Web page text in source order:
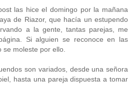
las hice el domingo por la mañana
de Riazor, que hacía un estupendo
a la gente, tantas parejas, me
Si alguien se reconoce en las
moleste por ello.
son variados, desde una señora
hasta una pareja dispuesta a tomar